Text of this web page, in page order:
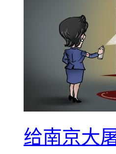
给南京大